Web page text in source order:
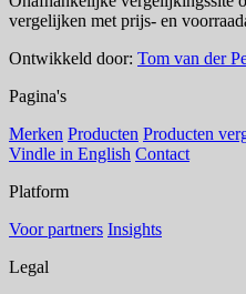
vergelijken met prijs- en
Ontwikkeld door: Tom van der
Pagina's
Merken Producten Producten
Vindle in English Contact
Platform
Voor partners Insights
Legal